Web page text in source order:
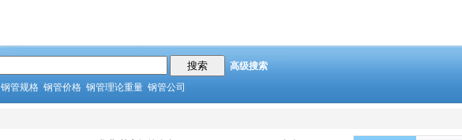
高级搜索
钢管规格 钢管价格 钢管理论重量 钢管公司